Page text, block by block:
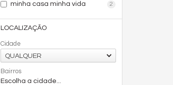
minha casa minha vida 2
LOCALIZAÇÃO
Cidade
QUALQUER
Bairros
Escolha a cidade...